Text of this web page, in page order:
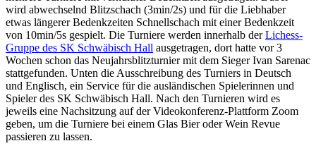
wird abwechselnd Blitzschach (3min/2s) und für die Liebhaber
etwas längerer Bedenkzeiten Schnellschach mit einer Bedenkzeit
von 10min/5s gespielt. Die Turniere werden innerhalb derLichess-
Gruppe des SK Schwäbisch Hall ausgetragen, dort hatte vor 3
Wochen schon das Neujahrsblitzturnier mit dem Sieger Ivan Sarenac
stattgefunden. Unten die Ausschreibung des Turniers in Deutsch
und Englisch, ein Service für die ausländischen Spielerinnen und
Spieler des SK Schwäbisch Hall. Nach den Turnieren wird es
jeweils eine Nachsitzung auf der Videokonferenz-Plattform Zoom
geben, um die Turniere bei einem Glas Bier oder Wein Revue
passieren zu lassen.